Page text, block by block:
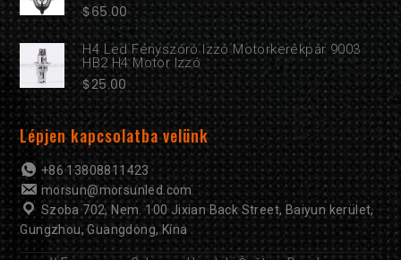
$65.00
H4 Led Fényszóró Izzó Motorkerékpár 9003
HB2 H4 Motor Izzó
$25.00
Lépjen kapcsolatba velünk
+86 13808811423
morsun@morsunled.com
Szoba 702, Nem. 100 Jixian Back Street, Baiyun kerület,
Gungzhou, Guangdong, Kína